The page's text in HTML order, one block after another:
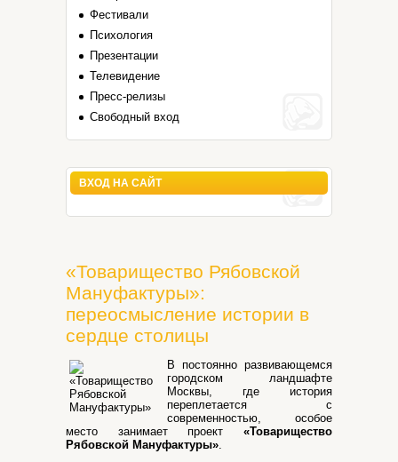
Фестивали
Психология
Презентации
Телевидение
Пресс-релизы
Свободный вход
ВХОД НА САЙТ
«Товарищество Рябовской
Мануфактуры»:
переосмысление истории в
сердце столицы
В постоянно развивающемся
городском ландшафте
Москвы, где история
переплетается с
современностью, особое
место занимает проект «Товарищество
Рябовской Мануфактуры».